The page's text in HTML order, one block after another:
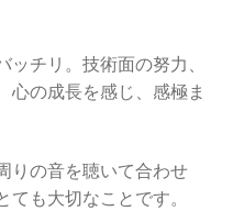
チリ。技術面の努力、
心の成長を感じ、感極ま
りの音を聴いて合わせ
も大切なことです。